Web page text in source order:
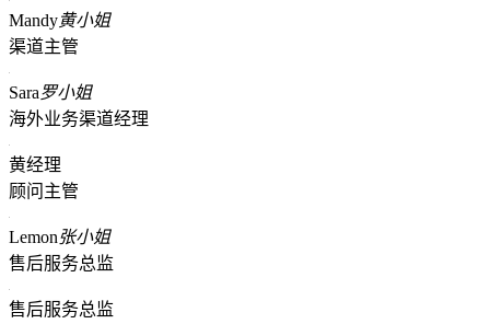
Mandy黄小姐
渠道主管
Sara罗小姐
海外业务渠道经理
黄经理
顾问主管
Lemon张小姐
售后服务总监
售后服务总监